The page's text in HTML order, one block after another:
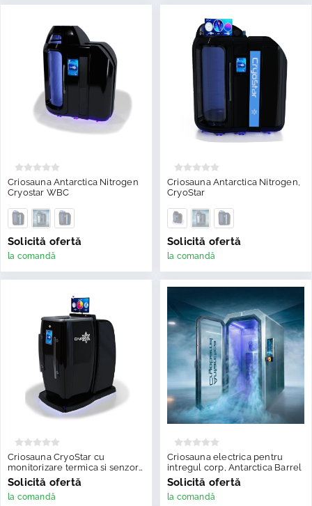
Criosauna Antarctica Nitrogen
Cryostar WBC
Solicită ofertă
la comandă
Criosauna Antarctica Nitrogen,
CryoStar
Solicită ofertă
la comandă
Criosauna CryoStar cu
monitorizare termica si senzor
de oxigen
Solicită ofertă
la comandă
Criosauna electrica pentru
intregul corp, Antarctica Barrel
Solicită ofertă
la comandă